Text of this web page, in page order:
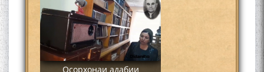
Осорхонаи адабии